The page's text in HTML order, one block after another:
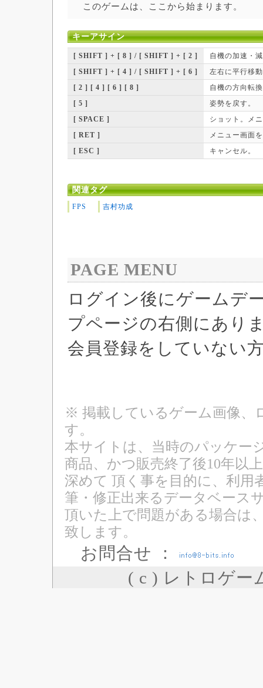
このゲームは、ここから始まります。
キーアサイン
[ SHIFT ] + [ 8 ] / [ SHIFT ] + [ 2 ]
自機の加速・
[ SHIFT ] + [ 4 ] / [ SHIFT ] + [ 6 ]
左右に平行移
[ 2 ] [ 4 ] [ 6 ] [ 8 ]
自機の方向転
[ 5 ]
姿勢を戻す。
[ SPACE ]
ショット。メ
[ RET ]
メニュー画面
[ ESC ]
キャンセル。
関連タグ
FPS 吉村功成
PAGE MENU
ログイン後にゲームデ
プページの右側にあり
会員登録をしていない
※ 掲載しているゲーム画像、
す。
本サイトは、当時のパッケー
商品、かつ販売終了後10年以
深めて 頂く事を目的に、利用
筆・修正出来るデータベース
頂いた上で問題がある場合は
致します。
お問合せ ：
( c ) レトロゲー